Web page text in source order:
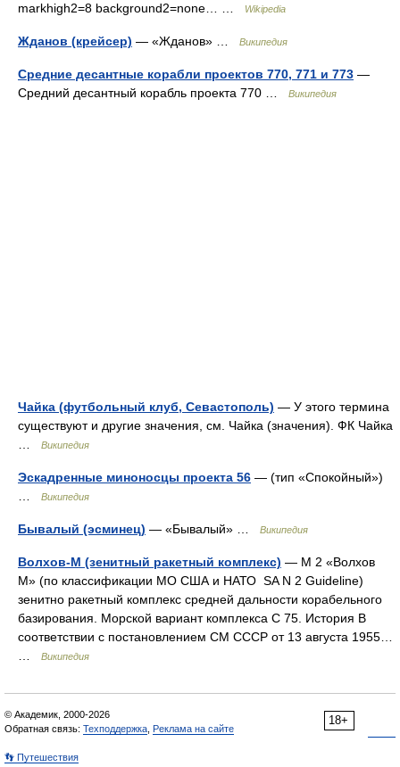
markhigh2=8 background2=none… …
Wikipedia
Жданов (крейсер) — «Жданов» … Википедия
Средние десантные корабли проектов 770, 771 и 773 —
Средний десантный корабль проекта 770 …
Википедия
Чайка (футбольный клуб, Севастополь) — У этого термина
существуют и другие значения, см. Чайка (значения). ФК Чайка
Википедия
Эскадренные миноносцы проекта 56 — (тип «Спокойный»)
Википедия
Бывалый (эсминец) — «Бывалый» … Википедия
Волхов-М (зенитный ракетный комплекс) — М 2 «Волхов
М» (по классификации МО США и НАТО SA N 2 Guideline)
зенитно ракетный комплекс средней дальности корабельного
базирования. Морской вариант комплекса С 75. История В
соответствии с постановлением СМ СССР от 13 августа 1955…
Википедия
18+
© Академик, 2000-2026
Обратная связь: Техподдержка Реклама на сайте
👣 Путешествия